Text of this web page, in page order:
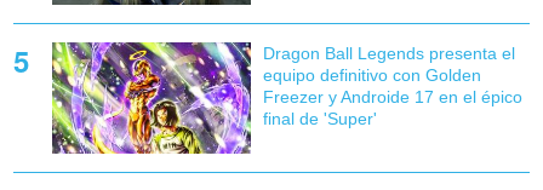
Dragon Ball Legends presenta el
equipo definitivo con Golden
Freezer y Androide 17 en el épico
final de 'Super'